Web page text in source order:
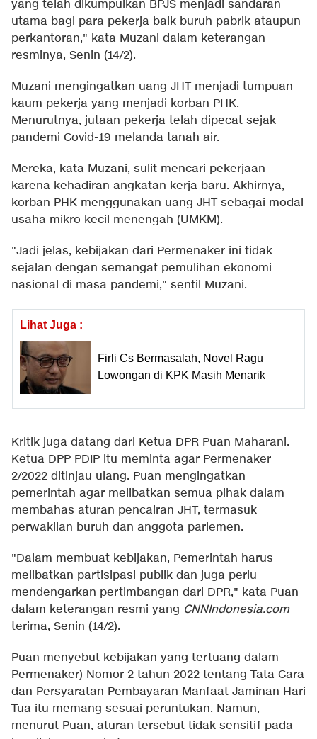
yang telah dikumpulkan BPJS menjadi sandaran
utama bagi para pekerja baik buruh pabrik ataupun
perkantoran," kata Muzani dalam keterangan
resminya, Senin (14/2).
Muzani mengingatkan uang JHT menjadi tumpuan
kaum pekerja yang menjadi korban PHK.
Menurutnya, jutaan pekerja telah dipecat sejak
pandemi Covid-19 melanda tanah air.
Mereka, kata Muzani, sulit mencari pekerjaan
karena kehadiran angkatan kerja baru. Akhirnya,
korban PHK menggunakan uang JHT sebagai modal
usaha mikro kecil menengah (UMKM).
"Jadi jelas, kebijakan dari Permenaker ini tidak
sejalan dengan semangat pemulihan ekonomi
nasional di masa pandemi," sentil Muzani.
Lihat Juga :
Firli Cs Bermasalah, Novel Ragu
Lowongan di KPK Masih Menarik
Kritik juga datang dari Ketua DPR Puan Maharani.
Ketua DPP PDIP itu meminta agar Permenaker
2/2022 ditinjau ulang. Puan mengingatkan
pemerintah agar melibatkan semua pihak dalam
membahas aturan pencairan JHT, termasuk
perwakilan buruh dan anggota parlemen.
"Dalam membuat kebijakan, Pemerintah harus
melibatkan partisipasi publik dan juga perlu
mendengarkan pertimbangan dari DPR," kata Puan
dalam keterangan resmi yang CNNIndonesia.com
terima, Senin (14/2).
Puan menyebut kebijakan yang tertuang dalam
Permenaker) Nomor 2 tahun 2022 tentang Tata Cara
dan Persyaratan Pembayaran Manfaat Jaminan Hari
Tua itu memang sesuai peruntukan. Namun,
menurut Puan, aturan tersebut tidak sensitif pada